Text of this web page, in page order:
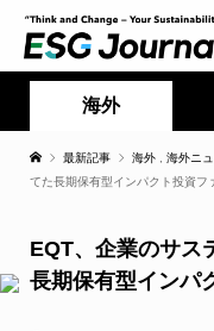
海外
最新記事 海外 海外ニ
てた長期保有型インパクト投資フ
EQT、企業のサス
長期保有型インパ